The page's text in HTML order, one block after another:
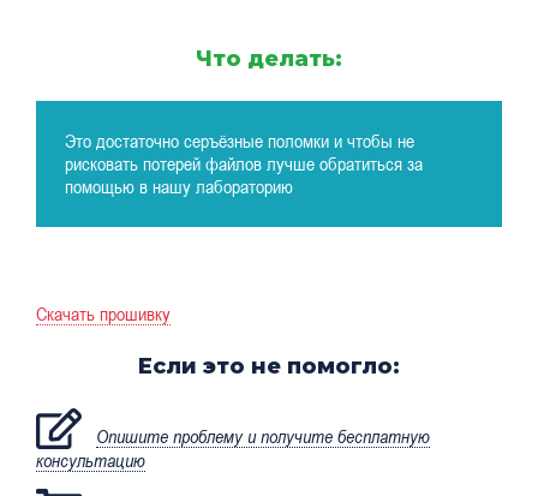
Что делать:
Это достаточно серъёзные поломки и чтобы не
рисковать потерей файлов лучше обратиться за
помощью в нашу лабораторию
Скачать прошивку
Если это не помогло:
Опишите проблему и получите бесплатную
консультацию